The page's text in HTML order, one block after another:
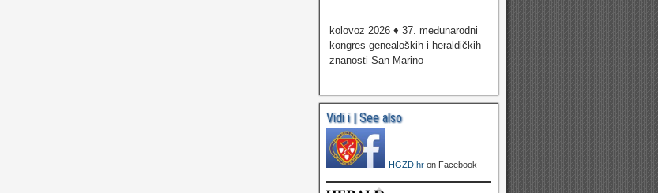
kolovoz 2026 ♦ 37. međunarodni
kongres genealoških i heraldičkih
znanosti San Marino
Vidi i | See also
HGZD.hron Facebook